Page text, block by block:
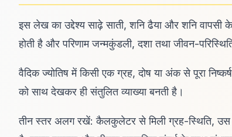
इस लेख का उद्देश्य साढ़े साती, शनि ढैया और शनि
होती है और परिणाम जन्मकुंडली, दशा तथा जीवन-
वैदिक ज्योतिष में किसी एक ग्रह, दोष या अंक से पूरा
को साथ देखकर ही संतुलित व्याख्या बनती है।
तीन स्तर अलग रखें: कैलकुलेटर से मिली ग्रह-स्थिति, उस